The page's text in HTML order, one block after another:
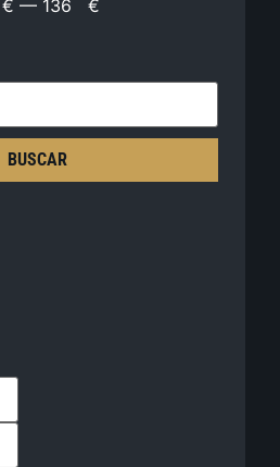
€ — 136 €
BUSCAR